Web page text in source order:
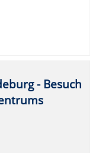
- Besuch